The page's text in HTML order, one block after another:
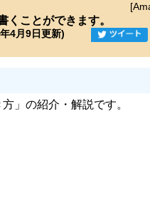
ことができます。
4月9日更新)
」の紹介・解説です。